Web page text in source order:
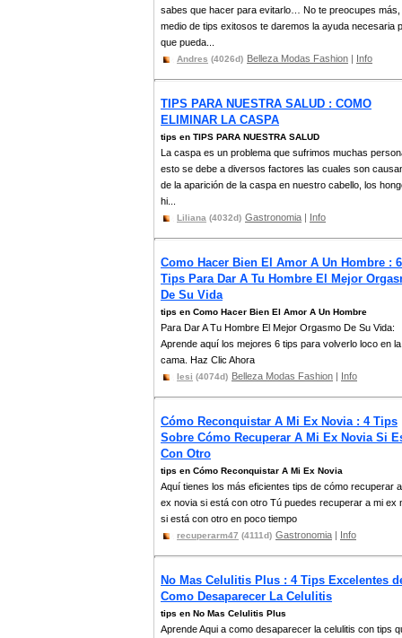
sabes que hacer para evitarlo… No te preocupes más,
medio de tips exitosos te daremos la ayuda necesaria
que pueda...
Andres (4026d) Belleza Modas Fashion | Info
TIPS PARA NUESTRA SALUD : COMO
ELIMINAR LA CASPA
tips en TIPS PARA NUESTRA SALUD
La caspa es un problema que sufrimos muchas
esto se debe a diversos factores las cuales son
de la aparición de la caspa en nuestro cabello, los
hi...
Liliana (4032d) Gastronomia | Info
Como Hacer Bien El Amor A Un Hombre : 6
Tips Para Dar A Tu Hombre El Mejor
De Su Vida
tips en Como Hacer Bien El Amor A Un Hombre
Para Dar A Tu Hombre El Mejor Orgasmo De Su Vida:
Aprende aquí los mejores 6 tips para volverlo loco en la
cama. Haz Clic Ahora
Iesi (4074d) Belleza Modas Fashion | Info
Cómo Reconquistar A Mi Ex Novia : 4 Tips
Sobre Cómo Recuperar A Mi Ex Novia Si
Con Otro
tips en Cómo Reconquistar A Mi Ex Novia
Aquí tienes los más eficientes tips de cómo recuperar
ex novia si está con otro Tú puedes recuperar a mi ex
si está con otro en poco tiempo
recuperarm47 (4111d) Gastronomia | Info
No Mas Celulitis Plus : 4 Tips Excelentes
Como Desaparecer La Celulitis
tips en No Mas Celulitis Plus
Aprende Aqui a como desaparecer la celulitis con tips